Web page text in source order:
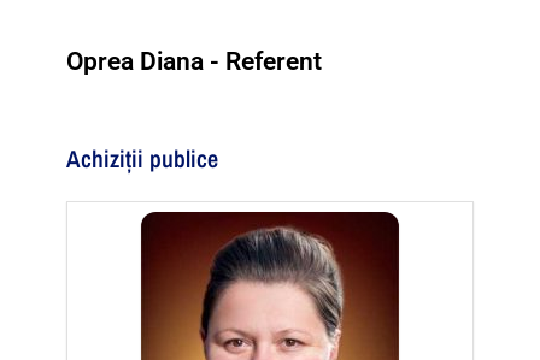
Oprea Diana - Referent
Achiziții publice